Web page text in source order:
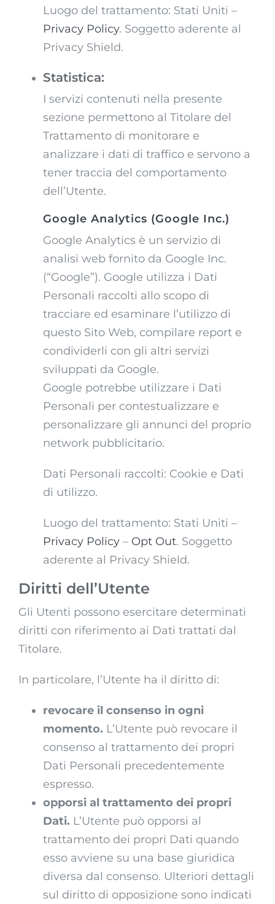
Luogo del trattamento: Stati Uniti –
Privacy Policy. Soggetto aderente al
Privacy Shield.
Statistica:
I servizi contenuti nella presente
sezione permettono al Titolare del
Trattamento di monitorare e
analizzare i dati di traffico e servono a
tener traccia del comportamento
dell’Utente.
Google Analytics (Google Inc.)
Google Analytics è un servizio di
analisi web fornito da Google Inc.
(“Google”). Google utilizza i Dati
Personali raccolti allo scopo di
tracciare ed esaminare l’utilizzo di
questo Sito Web, compilare report e
condividerli con gli altri servizi
sviluppati da Google.
Google potrebbe utilizzare i Dati
Personali per contestualizzare e
personalizzare gli annunci del proprio
network pubblicitario.
Dati Personali raccolti: Cookie e Dati
di utilizzo.
Luogo del trattamento: Stati Uniti –
Privacy Policy – Opt Out. Soggetto
aderente al Privacy Shield.
Diritti dell’Utente
Gli Utenti possono esercitare determinati
diritti con riferimento ai Dati trattati dal
Titolare.
In particolare, l’Utente ha il diritto di:
revocare il consenso in ogni
momento. L’Utente può revocare il
consenso al trattamento dei propri
Dati Personali precedentemente
espresso.
opporsi al trattamento dei propri
Dati. L’Utente può opporsi al
trattamento dei propri Dati quando
esso avviene su una base giuridica
diversa dal consenso. Ulteriori dettagli
sul diritto di opposizione sono indicati